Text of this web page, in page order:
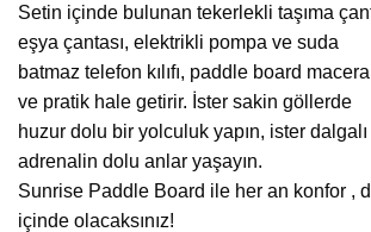
Setin içinde bulunan tekerlekli taşıma
eşya çantası, elektrikli pompa ve suda
batmaz telefon kılıfı, paddle board
ve pratik hale getirir. İster sakin göllerde
huzur dolu bir yolculuk yapın, ister
adrenalin dolu anlar yaşayın.
Sunrise Paddle Board ile her an konfor ,
içinde olacaksınız!